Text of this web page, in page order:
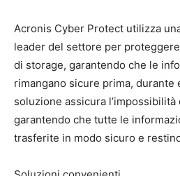
Acronis Cyber Protect utilizza
leader del settore per
di storage, garantendo che le
rimangano sicure prima, durante
soluzione assicura
garantendo che tutte le
trasferite in modo sicuro e